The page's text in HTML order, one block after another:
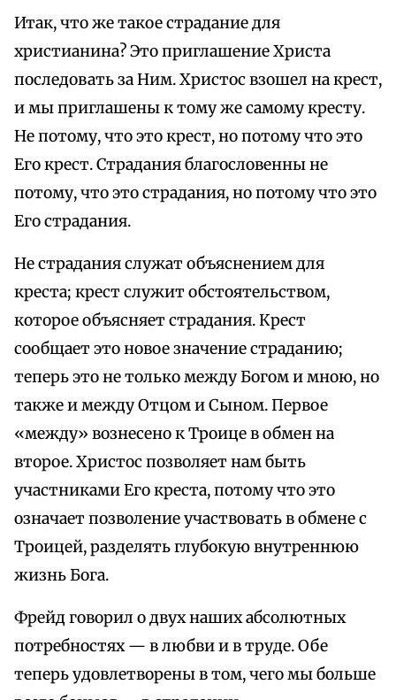
Итак, что же такое страдание для
христианина? Это приглашение Христа
последовать за Ним. Христос взошел на крест,
и мы приглашены к тому же самому кресту.
Не потому, что это крест, но потому что это
Его крест. Страдания благословенны не
потому, что это страдания, но потому что это
Его страдания.
Не страдания служат объяснением для
креста; крест служит обстоятельством,
которое объясняет страдания. Крест
сообщает это новое значение страданию;
теперь это не только между Богом и мною, но
также и между Отцом и Сыном. Первое
«между» вознесено к Троице в обмен на
второе. Христос позволяет нам быть
участниками Его креста, потому что это
означает позволение участвовать в обмене с
Троицей, разделять глубокую внутреннюю
жизнь Бога.
Фрейд говорил о двух наших абсолютных
потребностях — в любви и в труде. Обе
теперь удовлетворены в том, чего мы больше